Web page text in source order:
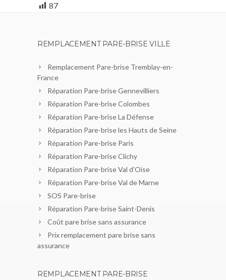
87
REMPLACEMENT PARE-BRISE VILLE
Remplacement Pare-brise Tremblay-en-
France
Réparation Pare-brise Gennevilliers
Réparation Pare-brise Colombes
Réparation Pare-brise La Défense
Réparation Pare-brise les Hauts de Seine
Réparation Pare-brise Paris
Réparation Pare-brise Clichy
Réparation Pare-brise Val d’Oise
Réparation Pare-brise Val de Marne
SOS Pare-brise
Réparation Pare-brise Saint-Denis
Coût pare brise sans assurance
Prix remplacement pare brise sans
assurance
REMPLACEMENT PARE-BRISE